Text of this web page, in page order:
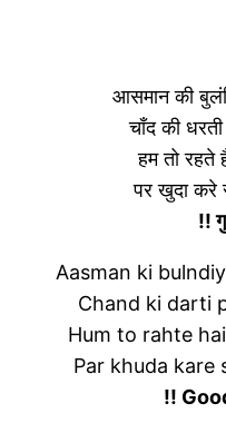
आसमान की
चाँद की
हम तो रहते
पर खुदा करे
!!
Aasman ki
Chand ki darti
Hum to rahte
Par khuda kare
!!